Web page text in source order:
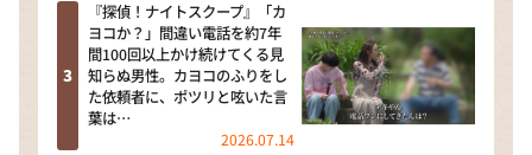
『探偵！ナイトスクープ』「カ
ヨコか？」間違い電話を約7年
間100回以上かけ続けてくる見
知らぬ男性。カヨコのふりをし
た依頼者に、ポツリと呟いた言
葉は…
2026.07.14